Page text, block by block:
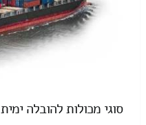
סוגי מכולות להובלה ימית